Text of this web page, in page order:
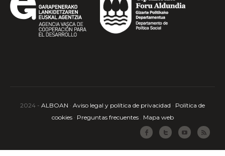
2024 - ALBOAN · Aviso legal y política de privacidad · Política de
cookies· Preguntas frecuentes. Mapa web
FacebookTwitter Youtube